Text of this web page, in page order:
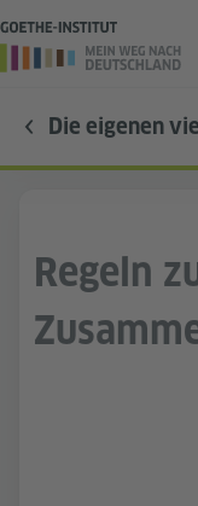
Die eigenen
Regeln